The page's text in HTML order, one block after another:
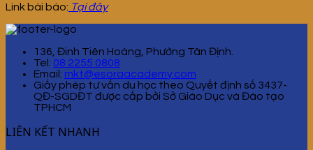
Link bài báo: Tại đây
136, Đinh Tiên Hoàng, Phường Tân Định.
Tel: 08 2255 0808
Email: mkt@esoraacademy.com
Giấy phép tư vấn du học theo Quyết định số 3437-
QĐ-SGDĐT được cấp bởi Sở Giáo Dục và Đào tạo
TPHCM
LIÊN KẾT NHANH